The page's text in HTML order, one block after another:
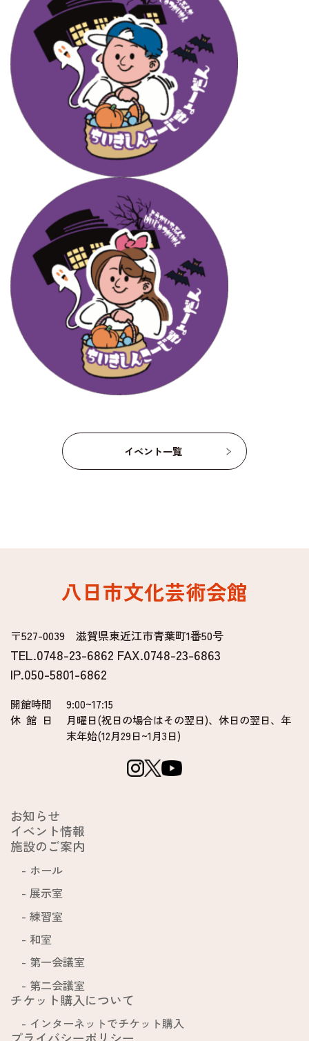
イベント一覧
八日市文化芸術会館
〒527-0039 滋賀県東近江市青葉町1番50号
TEL.0748-23-6862 FAX.0748-23-6863
IP.050-5801-6862
開館時間
9:00~17:15
休 館 日
月曜日(祝日の場合はその翌日)、 休日の翌日、年
末年始(12月29日~1月3日)
お知らせ
イベント情報
施設のご案内
ホール
展示室
練習室
和室
第一会議室
第二会議室
チケット購入について
インターネットでチケット購入